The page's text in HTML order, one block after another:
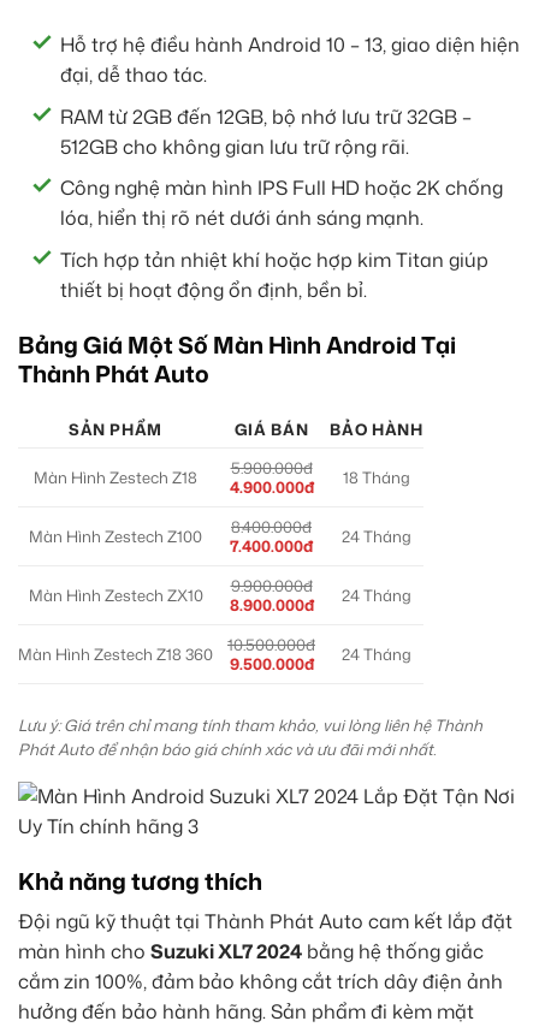
Hỗ trợ hệ điều hành Android 10 – 13, giao diện hiện
đại, dễ thao tác.
RAM từ 2GB đến 12GB, bộ nhớ lưu trữ 32GB –
512GB cho không gian lưu trữ rộng rãi.
Công nghệ màn hình IPS Full HD hoặc 2K chống
lóa, hiển thị rõ nét dưới ánh sáng mạnh.
Tích hợp tản nhiệt khí hoặc hợp kim Titan giúp
thiết bị hoạt động ổn định, bền bỉ.
Bảng Giá Một Số Màn Hình Android Tại
Thành Phát Auto
SẢN PHẨM GIÁ BÁN BẢO HÀNH
Màn Hình Zestech Z18
5.900.000đ
4.900.000đ
18 Tháng
Màn Hình Zestech Z100
8.400.000đ
7.400.000đ
24 Tháng
Màn Hình Zestech ZX10
9.900.000đ
8.900.000đ
24 Tháng
Màn Hình Zestech Z18 360
10.500.000đ
9.500.000đ
24 Tháng
Lưu ý: Giá trên chỉ mang tính tham khảo, vui lòng liên hệ Thành
Phát Auto để nhận báo giá chính xác và ưu đãi mới nhất.
Khả năng tương thích
Đội ngũ kỹ thuật tại Thành Phát Auto cam kết lắp đặt
màn hình cho Suzuki XL7 2024 bằng hệ thống giắc
cắm zin 100%, đảm bảo không cắt trích dây điện ảnh
hưởng đến bảo hành hãng. Sản phẩm đi kèm mặt